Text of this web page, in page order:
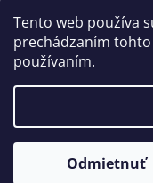
Tento web používa
prechádzaním
používaním.
Odmietnuť
Chcete ušetriť? Pridajte
Prijímame
Copyright 2026